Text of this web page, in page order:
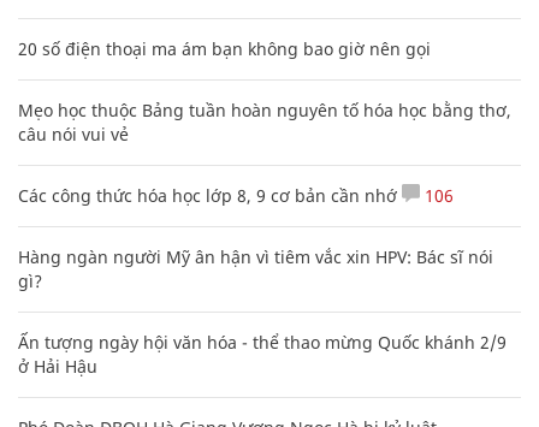
20 số điện thoại ma ám bạn không bao giờ nên gọi
Mẹo học thuộc Bảng tuần hoàn nguyên tố hóa học bằng thơ,
câu nói vui vẻ
Các công thức hóa học lớp 8, 9 cơ bản cần nhớ 106
Hàng ngàn người Mỹ ân hận vì tiêm vắc xin HPV: Bác sĩ nói
gì?
Ấn tượng ngày hội văn hóa - thể thao mừng Quốc khánh 2/9
ở Hải Hậu